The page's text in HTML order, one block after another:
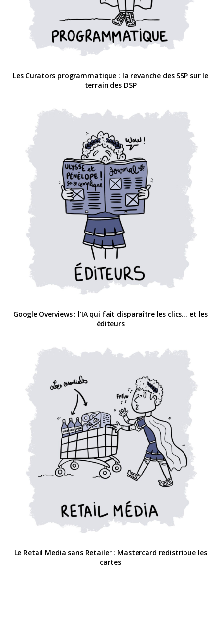
Les Curators programmatique : la revanche des SSP sur le
terrain des DSP
Google Overviews : l’IA qui fait disparaître les clics… et les
éditeurs
Le Retail Media sans Retailer : Mastercard redistribue les
cartes